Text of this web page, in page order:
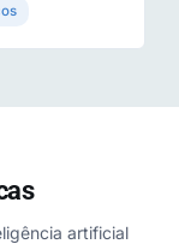
artificial